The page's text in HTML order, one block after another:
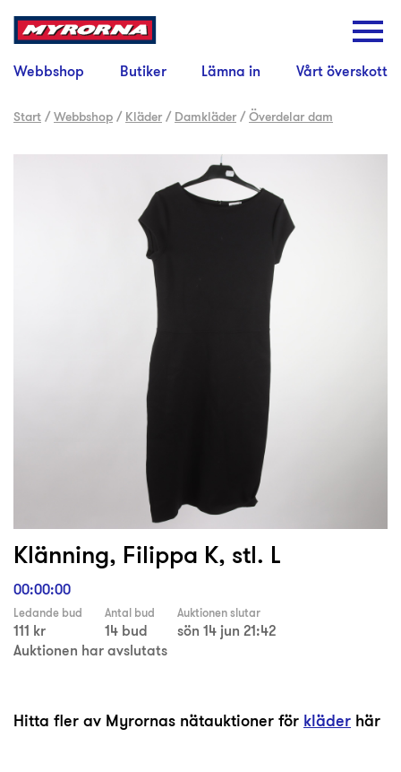
Webbshop Butiker Lämna in Vårt överskott
Start /Webbshop / Kläder / Damkläder /Överdelar dam
Klänning, Filippa K, stl. L
00:00:00
Ledande bud
111 kr
Antal bud
14 bud
Auktionen slutar
sön 14 jun 21:42
Auktionen har avslutats
Hitta fler av Myrornas nätauktioner för kläder här